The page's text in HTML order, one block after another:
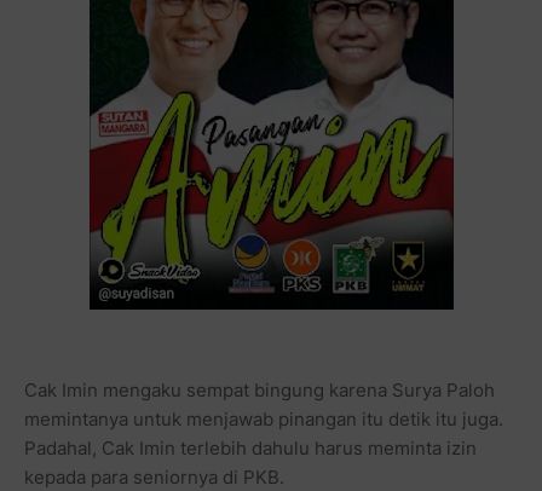
Cak Imin mengaku sempat bingung karena Surya Paloh
memintanya untuk menjawab pinangan itu detik itu juga.
Padahal, Cak Imin terlebih dahulu harus meminta izin
kepada para seniornya di PKB.